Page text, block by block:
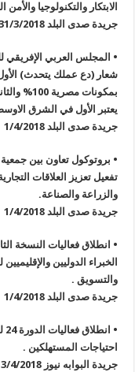
الابتكار والتكنولوجيا
جريدة صدى البلد 31/3/2018
• المجلس العربي الإفريقي
شعار (دع عملك يتحدث)
بمكونات
يعتبر الأول في الشرق
جريدة صدى البلد 1/4/2018
• بروتوكول تعاون بين جمعية
تفعيل تعزيز العلاقات
والزراعة والصناعة.
جريدة صدى البلد 1/4/2018
• انطلاق فعاليات النسخة
الخبراء الدوليين
والتسويق .
جريدة صدى البلد 1/4/2018
احتياجات المستهلكين .
جريدة البوابه نيوز 3/4/2018